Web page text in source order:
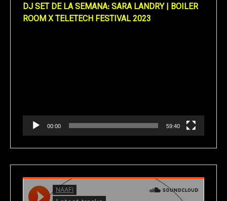
DJ SET DE LA SEMANA: SARA LANDRY | BOILER
ROOM X TELETECH FESTIVAL 2023
00:00 59:40